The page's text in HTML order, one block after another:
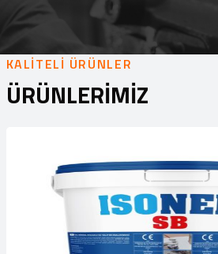
KALITELI ÜRÜNLER
ÜRÜNLERIMIZ